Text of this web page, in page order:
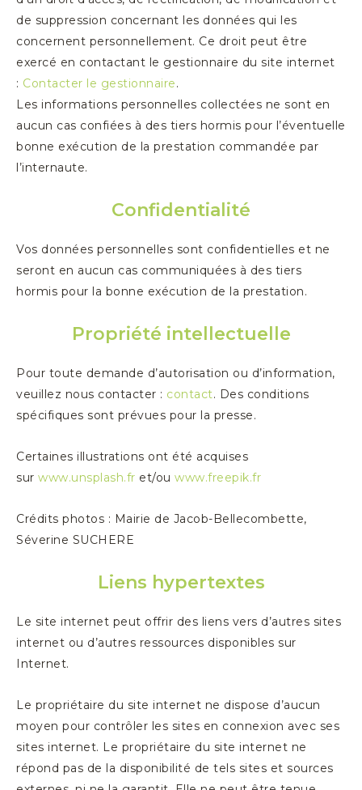
de suppression concernant les données qui les
concernent personnellement. Ce droit peut être
exercé en contactant le gestionnaire du site internet
: Contacter le gestionnaire.
Les informations personnelles collectées ne sont en
aucun cas confiées à des tiers hormis pour l’éventuelle
bonne exécution de la prestation commandée par
l’internaute.
Confidentialité
Vos données personnelles sont confidentielles et ne
seront en aucun cas communiquées à des tiers
hormis pour la bonne exécution de la prestation.
Propriété intellectuelle
Pour toute demande d’autorisation ou d’information,
veuillez nous contacter : contact. Des conditions
spécifiques sont prévues pour la presse.
Certaines illustrations ont été acquises
sur www.unsplash.fr et/ou www.freepik.fr
Crédits photos : Mairie de Jacob-Bellecombette,
Séverine SUCHERE
Liens hypertextes
Le site internet peut offrir des liens vers d’autres sites
internet ou d’autres ressources disponibles sur
Internet.
Le propriétaire du site internet ne dispose d’aucun
moyen pour contrôler les sites en connexion avec ses
sites internet. Le propriétaire du site internet ne
répond pas de la disponibilité de tels sites et sources